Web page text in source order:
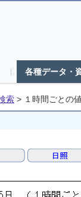
各種データ・
索 > １時間ごとの